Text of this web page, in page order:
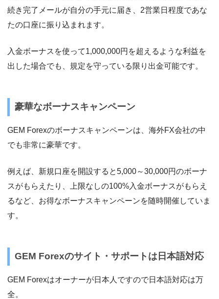
続き完了メールが自分の手元に届き、2営業日程度であな
たの口座に振り込まれます。
入金ボーナスを使って1,000,000円を超えるような利益を
出した場合でも、規定を守っている限り出金可能です。
豪華なボーナスキャンペーン
GEM Forexのボーナスキャンペーンは、海外FX会社の中
でも非常に豪華です。
例えば、新規口座を開設すると5,000～30,000円のボーナ
スがもらえたり、上限なしの100%入金ボーナスがもらえ
るなど、お得なボーナスキャンペーンを随時開催していま
す。
GEM Forexのサイト・サポートは日本語対応
GEM Forexはオーナーが日本人ですので日本語対応は万
全。